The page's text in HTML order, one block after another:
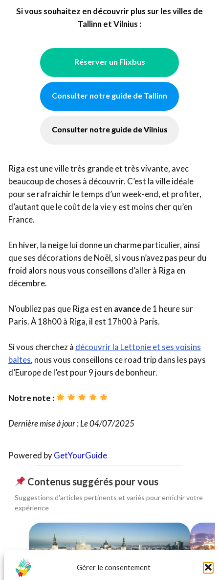
Gérer le consentement
Si vous souhaitez en découvrir plus sur les villes de
Tallinn et Vilnius :
Réserver un Flixbus
Consulter notre guide de Tallinn
Consulter notre guide de Vilnius
Riga est une ville très grande et très vivante, avec
beaucoup de choses à découvrir. C’est la ville idéale
pour se rafraichir le temps d’un week-end, et profiter,
d’autant que le coût de la vie y est moins cher qu’en
France.
En hiver, la neige lui donne un charme particulier, ainsi
que ses décorations de Noël, si vous n’avez pas peur du
froid alors nous vous conseillons d’aller à Riga en
décembre.
N’oubliez pas que Riga est en avance de 1 heure sur
Paris. À 18h00 à Riga, il est 17h00 à Paris.
Si vous cherchez à découvrir la Lettonie et ses voisins
baltes, nous vous conseillons ce road trip dans les pays
d’Europe de l’est pour 9 jours de bonheur.
Notre note :
Dernière mise à jour : Le 04/07/2025
Powered byGetYourGuide
Contenus suggérés pour vous
Suggestions d'articles pertinents et variés pour enrichir votre
expérience